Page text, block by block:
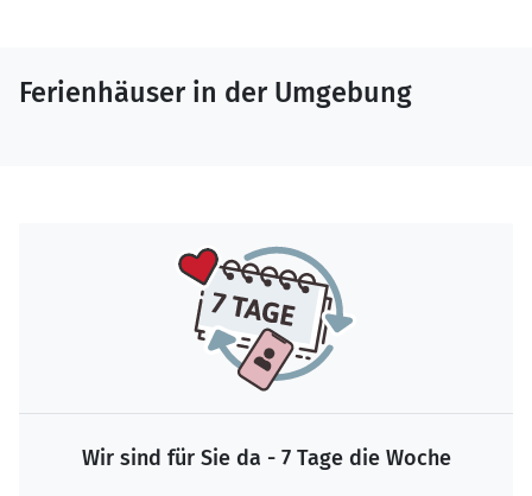
Ferienhäuser in der Umgebung
Wir sind für Sie da - 7 Tage die Woche